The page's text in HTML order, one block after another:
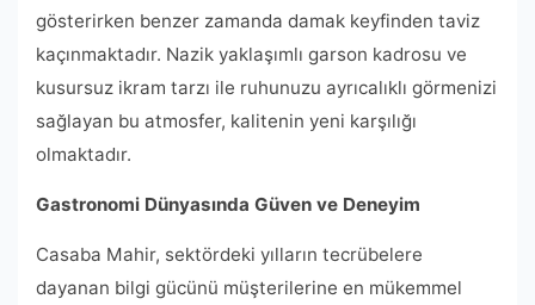
gösterirken benzer zamanda damak keyfinden taviz
kaçınmaktadır. Nazik yaklaşımlı garson kadrosu ve
kusursuz ikram tarzı ile ruhunuzu ayrıcalıklı görmenizi
sağlayan bu atmosfer, kalitenin yeni karşılığı
olmaktadır.
Gastronomi Dünyasında Güven ve Deneyim
Casaba Mahir, sektördeki yılların tecrübelere
dayanan bilgi gücünü müşterilerine en mükemmel